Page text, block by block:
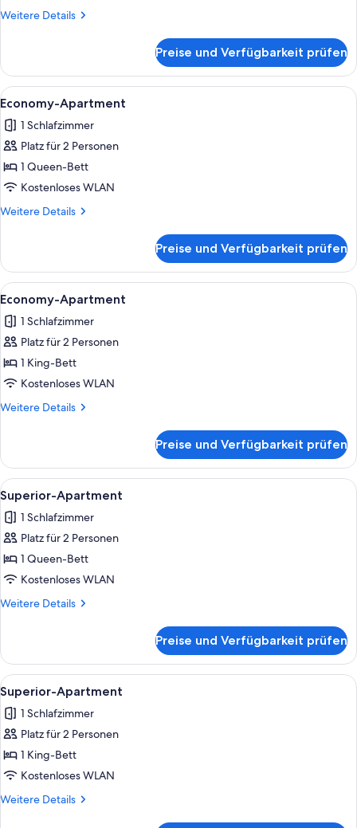
Weitere Details
Weitere
Apartment
Preise und Verfügbarkeit prüfen
Alle
Fotos
für
Economy-
Apartment
anzeigen
Ein Hotelzimmer mit Bett,
17
Economy-Apartment
1 Schlafzimmer
Platz für 2 Personen
1 Queen-Bett
Kostenloses WLAN
Weitere Details
Weitere
Apartment
Preise und Verfügbarkeit prüfen
Alle
Fotos
für
Economy-
Apartment
anzeigen
Ein Hotelzimmer mit Bett,
17
Economy-Apartment
1 Schlafzimmer
Platz für 2 Personen
1 King-Bett
Kostenloses WLAN
Weitere Details
Weitere
Apartment
Preise und Verfügbarkeit prüfen
Alle
Fotos
für
Superior-
Apartment
anzeigen
Ein Hotelzimmer mit Bett,
17
Superior-Apartment
1 Schlafzimmer
Platz für 2 Personen
1 Queen-Bett
Kostenloses WLAN
Weitere Details
Weitere
Apartment
Preise und Verfügbarkeit prüfen
Alle
Fotos
für
Superior-
Apartment
anzeigen
Ein Hotelzimmer mit Bett,
17
Superior-Apartment
1 Schlafzimmer
Platz für 2 Personen
1 King-Bett
Kostenloses WLAN
Weitere Details
Weitere